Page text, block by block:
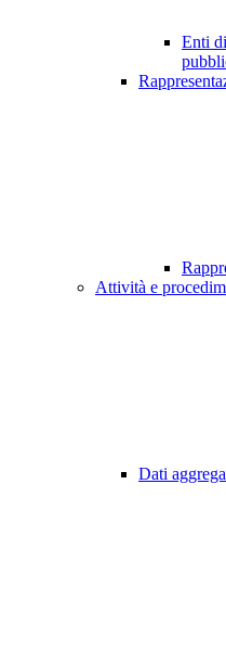
Enti
Attività e
Dati